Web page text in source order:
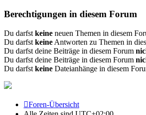
Berechtigungen in diesem Forum
Du darfst keine neuen Themen in diesem
Du darfst keine Antworten zu Themen in
Du darfst deine Beiträge in diesem Forum
Du darfst deine Beiträge in diesem Forum
Du darfst keine Dateianhänge in diesem
Foren-Übersicht